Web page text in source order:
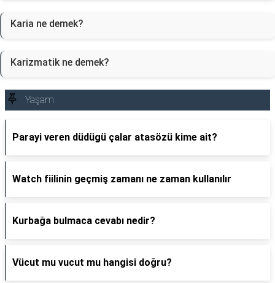
Karia ne demek?
Karizmatik ne demek?
Yaşam
Parayi veren düdügü çalar atasözü kime ait?
Watch fiilinin geçmiş zamanı ne zaman kullanılır
Kurbağa bulmaca cevabı nedir?
Vücut mu vucut mu hangisi doğru?